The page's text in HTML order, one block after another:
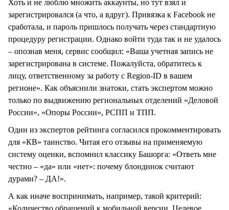
Хоть и не люблю множить аккаунты, но тут взял и
зарегистрировался (а что, а вдруг). Привязка к Facebook не
сработала, и пароль пришлось получать через стандартную
процедуру регистрации. Однако войти туда так и не удалось
– опознав меня, сервис сообщил: «Ваша учетная запись не
зарегистрирована в системе. Пожалуйста, обратитесь к
лицу, ответственному за работу с Region-ID в вашем
регионе». Как объяснили знатоки, стать экспертом можно
только по выдвижению региональных отделений «Деловой
России», «Опоры России», РСПП и ТПП.
Один из экспертов рейтинга согласился прокомментировать
для «КВ» таинство. Читая его отзывы на применяемую
систему оценки, вспомнил классику Башорга: «Ответь мне
честно – «да» или «нет»: почему блондинок считают
дурами? – ДА!».
А как иначе воспринимать, например, такой критерий: